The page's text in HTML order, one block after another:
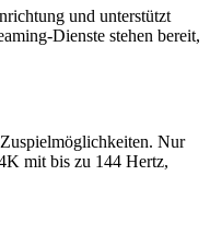
und unterstützt
Dienste stehen bereit,
Nur
mit bis zu 144 Hertz,